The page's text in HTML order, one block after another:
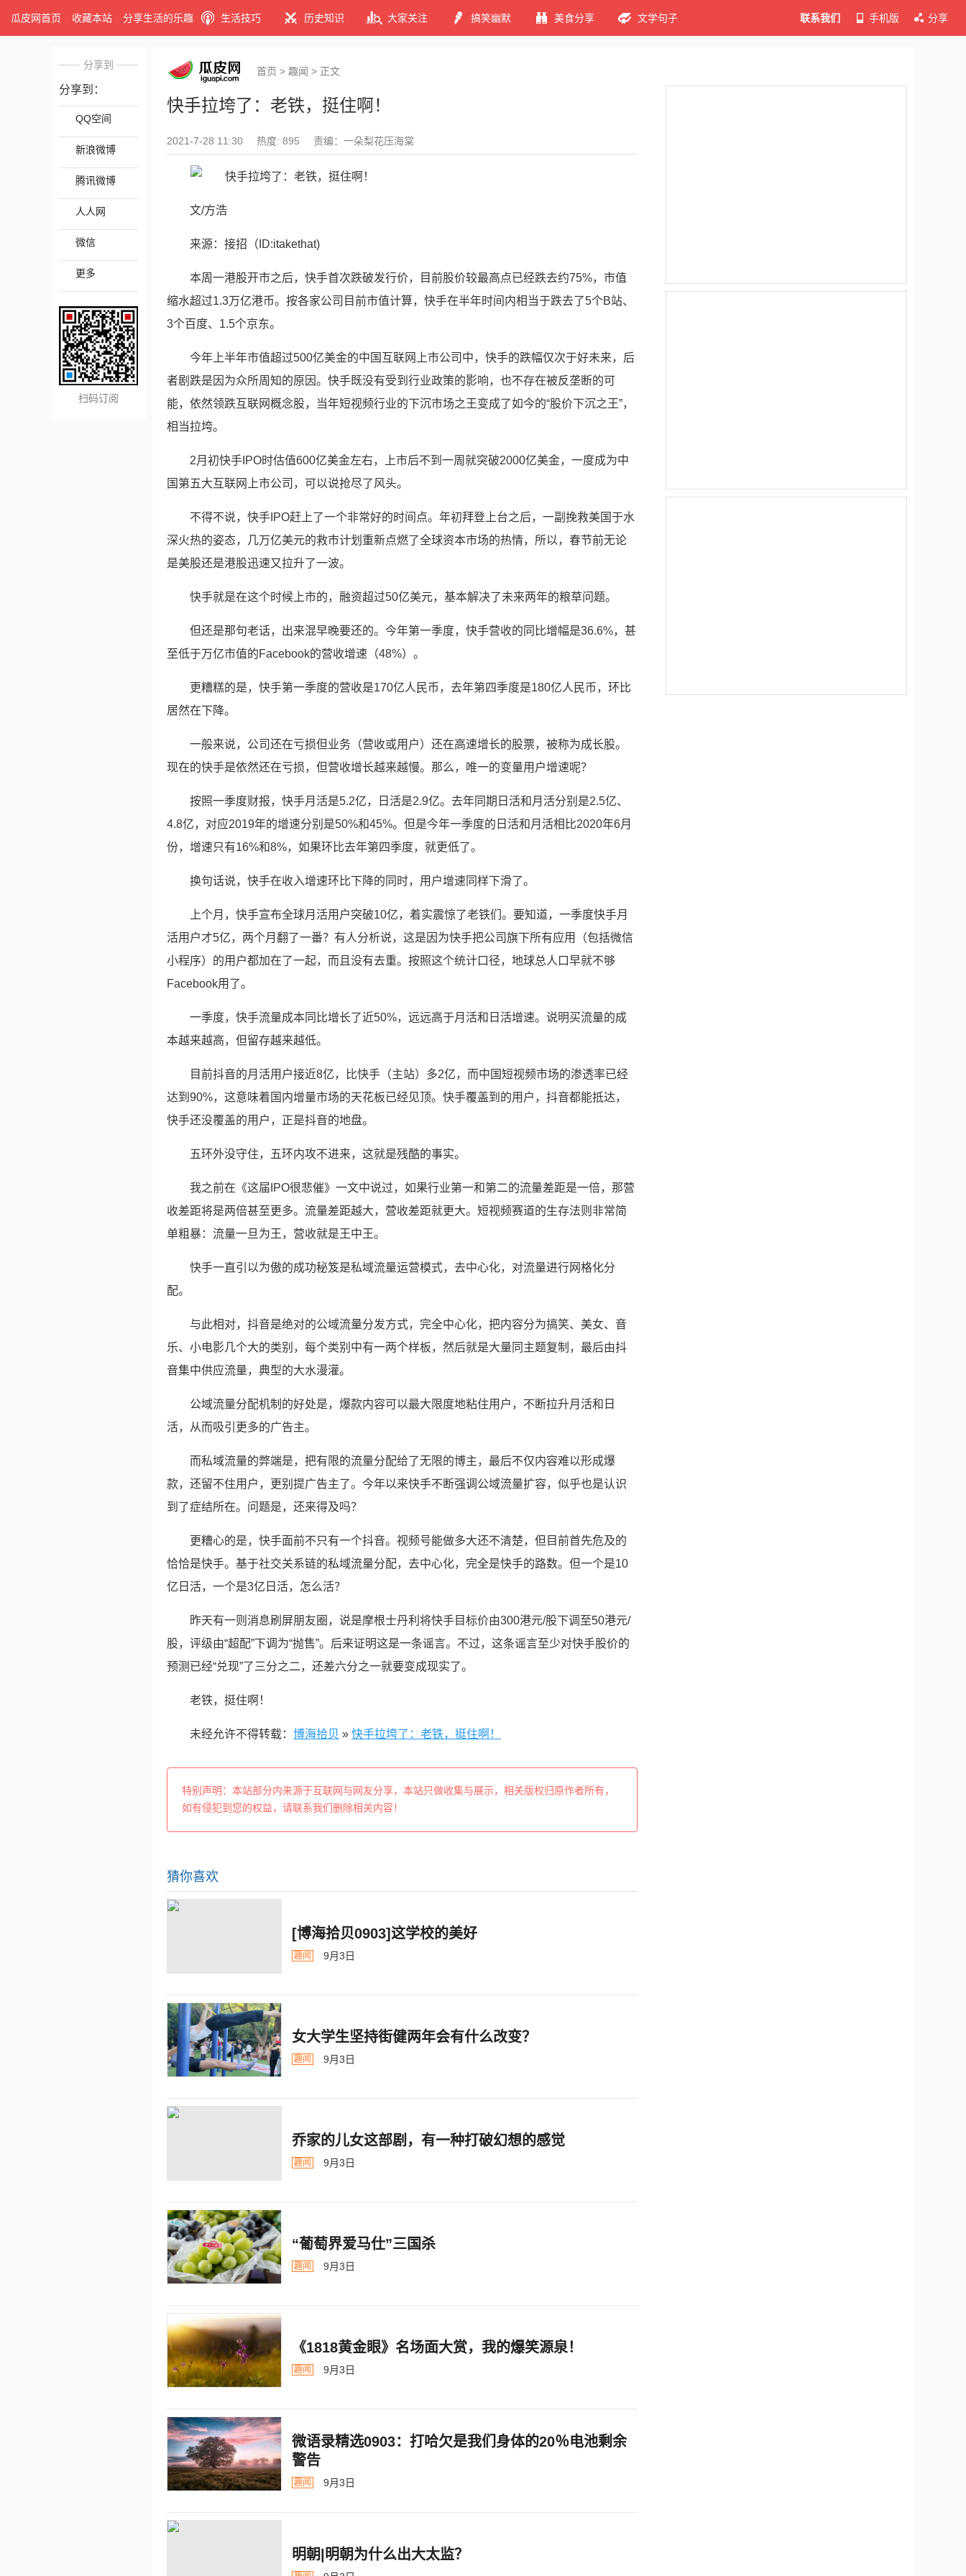
瓜皮网首页 收藏本站 分享生活的乐趣 生活技巧 历史知识 大家关注 搞笑幽默 美食分享 文学句子 联系我们 手机版 分享
分享到
分享到：
QQ空间
新浪微博
腾讯微博
人人网
微信
更多
扫码订阅
首页 > 趣闻 > 正文
快手拉垮了：老铁，挺住啊！
2021-7-28 11:30 热度: 895 责编：一朵梨花压海棠
文/方浩
来源：接招（ID:itakethat)
本周一港股开市之后，快手首次跌破发行价，目前股价较最高点已经跌去约75%，市值
缩水超过1.3万亿港币。按各家公司目前市值计算，快手在半年时间内相当于跌去了5个B站、
3个百度、1.5个京东。
今年上半年市值超过500亿美金的中国互联网上市公司中，快手的跌幅仅次于好未来，后
者剧跌是因为众所周知的原因。快手既没有受到行业政策的影响，也不存在被反垄断的可
能，依然领跌互联网概念股，当年短视频行业的下沉市场之王变成了如今的“股价下沉之王”，
相当拉垮。
2月初快手IPO时估值600亿美金左右，上市后不到一周就突破2000亿美金，一度成为中
国第五大互联网上市公司，可以说抢尽了风头。
不得不说，快手IPO赶上了一个非常好的时间点。年初拜登上台之后，一副挽救美国于水
深火热的姿态，几万亿美元的救市计划重新点燃了全球资本市场的热情，所以，春节前无论
是美股还是港股迅速又拉升了一波。
快手就是在这个时候上市的，融资超过50亿美元，基本解决了未来两年的粮草问题。
但还是那句老话，出来混早晚要还的。今年第一季度，快手营收的同比增幅是36.6%，甚
至低于万亿市值的Facebook的营收增速（48%）。
更糟糕的是，快手第一季度的营收是170亿人民币，去年第四季度是180亿人民币，环比
居然在下降。
一般来说，公司还在亏损但业务（营收或用户）还在高速增长的股票，被称为成长股。
现在的快手是依然还在亏损，但营收增长越来越慢。那么，唯一的变量用户增速呢？
按照一季度财报，快手月活是5.2亿，日活是2.9亿。去年同期日活和月活分别是2.5亿、
4.8亿，对应2019年的增速分别是50%和45%。但是今年一季度的日活和月活相比2020年6月
份，增速只有16%和8%，如果环比去年第四季度，就更低了。
换句话说，快手在收入增速环比下降的同时，用户增速同样下滑了。
上个月，快手宣布全球月活用户突破10亿，着实震惊了老铁们。要知道，一季度快手月
活用户才5亿，两个月翻了一番？有人分析说，这是因为快手把公司旗下所有应用（包括微信
小程序）的用户都加在了一起，而且没有去重。按照这个统计口径，地球总人口早就不够
Facebook用了。
一季度，快手流量成本同比增长了近50%，远远高于月活和日活增速。说明买流量的成
本越来越高，但留存越来越低。
目前抖音的月活用户接近8亿，比快手（主站）多2亿，而中国短视频市场的渗透率已经
达到90%，这意味着国内增量市场的天花板已经见顶。快手覆盖到的用户，抖音都能抵达，
快手还没覆盖的用户，正是抖音的地盘。
五环外没守住，五环内攻不进来，这就是残酷的事实。
我之前在《这届IPO很悲催》一文中说过，如果行业第一和第二的流量差距是一倍，那营
收差距将是两倍甚至更多。流量差距越大，营收差距就更大。短视频赛道的生存法则非常简
单粗暴：流量一旦为王，营收就是王中王。
快手一直引以为傲的成功秘笈是私域流量运营模式，去中心化，对流量进行网格化分
配。
与此相对，抖音是绝对的公域流量分发方式，完全中心化，把内容分为搞笑、美女、音
乐、小电影几个大的类别，每个类别中有一两个样板，然后就是大量同主题复制，最后由抖
音集中供应流量，典型的大水漫灌。
公域流量分配机制的好处是，爆款内容可以最大限度地粘住用户，不断拉升月活和日
活，从而吸引更多的广告主。
而私域流量的弊端是，把有限的流量分配给了无限的博主，最后不仅内容难以形成爆
款，还留不住用户，更别提广告主了。今年以来快手不断强调公域流量扩容，似乎也是认识
到了症结所在。问题是，还来得及吗？
更糟心的是，快手面前不只有一个抖音。视频号能做多大还不清楚，但目前首先危及的
恰恰是快手。基于社交关系链的私域流量分配，去中心化，完全是快手的路数。但一个是10
亿日活，一个是3亿日活，怎么活？
昨天有一则消息刷屏朋友圈，说是摩根士丹利将快手目标价由300港元/股下调至50港元/
股，评级由“超配”下调为“抛售”。后来证明这是一条谣言。不过，这条谣言至少对快手股价的
预测已经“兑现”了三分之二，还差六分之一就要变成现实了。
老铁，挺住啊！
未经允许不得转载： 博海拾贝 » 快手拉垮了：老铁，挺住啊！
特别声明：本站部分内来源于互联网与网友分享，本站只做收集与展示，相关版权归原作者所有，
如有侵犯到您的权益，请联系我们删除相关内容！
猜你喜欢
[博海拾贝0903]这学校的美好
趣闻 9月3日
女大学生坚持街健两年会有什么改变？
趣闻 9月3日
乔家的儿女这部剧，有一种打破幻想的感觉
趣闻 9月3日
“葡萄界爱马仕”三国杀
趣闻 9月3日
《1818黄金眼》名场面大赏，我的爆笑源泉！
趣闻 9月3日
微语录精选0903：打哈欠是我们身体的20％电池剩余
警告
趣闻 9月3日
明朝|明朝为什么出大太监？ ​​​